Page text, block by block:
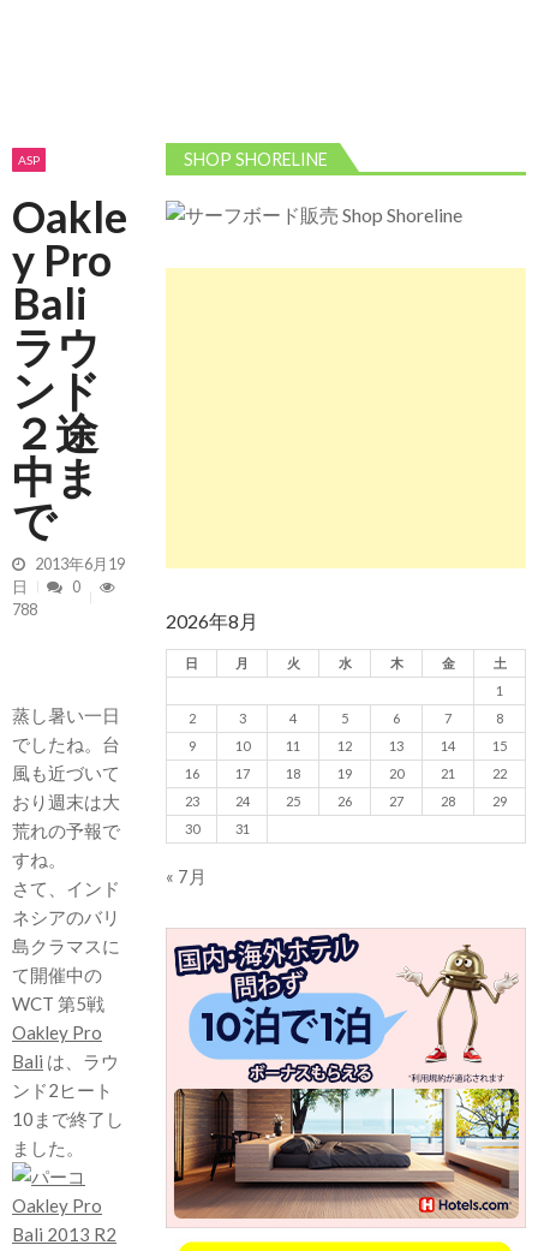
ASP
Oakle
y Pro
Bali
ラウ
ンド
２途
中ま
で
2013年6月19
日
0
788
蒸し暑い一日
でしたね。台
風も近づいて
おり週末は大
荒れの予報で
すね。
さて、インド
ネシアのバリ
島クラマスに
て開催中の
WCT 第5戦
Oakley Pro
Bali は、ラウ
ンド2ヒート
10まで終了し
ました。
SHOP SHORELINE
2026年8月
日 月 火 水 木 金
土
1
2
3 4 5 6 7
8
9
10 11 12 13 14
15
16
17 18 19 20 21
22
23
24 25 26 27 28
29
30
31
« 7月